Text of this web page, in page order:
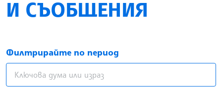
И СЪОБЩЕНИЯ
Филтрирайте по период